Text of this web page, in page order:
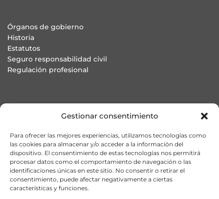
Gestionar consentimiento
Para ofrecer las mejores experiencias, utilizamos tecnologías como
las cookies para almacenar y/o acceder a la información del
dispositivo. El consentimiento de estas tecnologías nos permitirá
procesar datos como el comportamiento de navegación o las
identificaciones únicas en este sitio. No consentir o retirar el
consentimiento, puede afectar negativamente a ciertas
características y funciones.
Órganos de gobierno
Historia
Estatutos
Seguro responsabilidad civil
Regulación profesional
Colegiación ONLINE
Buzón de denuncias
Preguntas Frecuentes
Dirección: Diego Martínez Barrio 36, Local B. 28914 Leganés